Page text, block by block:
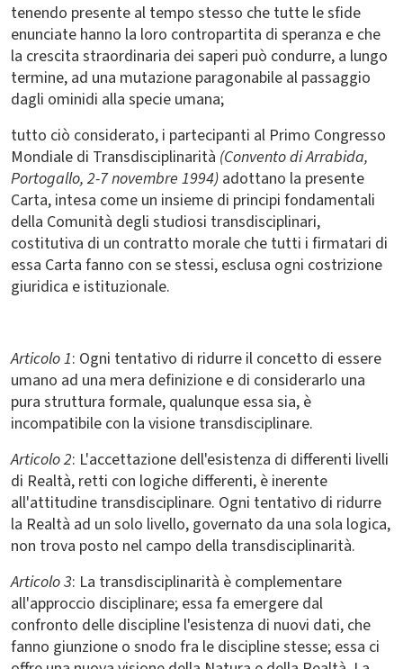
tenendo presente al tempo stesso che tutte le sfide
enunciate hanno la loro contropartita di speranza e che
la crescita straordinaria dei saperi può condurre, a lungo
termine, ad una mutazione paragonabile al passaggio
dagli ominidi alla specie umana;
tutto ciò considerato, i partecipanti al Primo Congresso
Mondiale di Transdisciplinarità (Convento di Arrabida,
Portogallo, 2-7 novembre 1994) adottano la presente
Carta, intesa come un insieme di principi fondamentali
della Comunità degli studiosi transdisciplinari,
costitutiva di un contratto morale che tutti i firmatari di
essa Carta fanno con se stessi, esclusa ogni costrizione
giuridica e istituzionale.
Articolo 1: Ogni tentativo di ridurre il concetto di essere
umano ad una mera definizione e di considerarlo una
pura struttura formale, qualunque essa sia, è
incompatibile con la visione transdisciplinare.
Articolo 2: L'accettazione dell'esistenza di differenti livelli
di Realtà, retti con logiche differenti, è inerente
all'attitudine transdisciplinare. Ogni tentativo di ridurre
la Realtà ad un solo livello, governato da una sola logica,
non trova posto nel campo della transdisciplinarità.
Articolo 3: La transdisciplinarità è complementare
all'approccio disciplinare; essa fa emergere dal
confronto delle discipline l'esistenza di nuovi dati, che
fanno giunzione o snodo fra le discipline stesse; essa ci